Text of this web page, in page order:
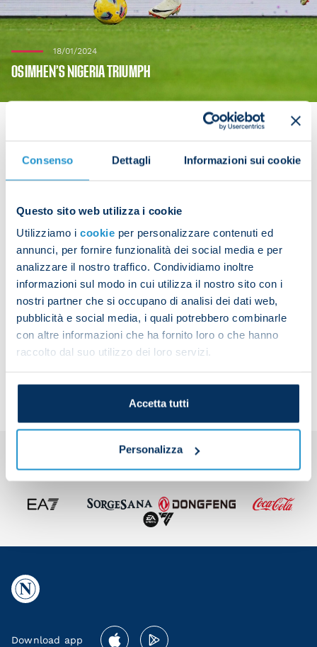
Consenso Dettagli Informazioni sui cookie
Questo sito web utilizza i cookie
Utilizziamo i cookie per personalizzare contenuti ed
annunci, per fornire funzionalità dei social media e per
analizzare il nostro traffico. Condividiamo inoltre
informazioni sul modo in cui utilizza il nostro sito con i
nostri partner che si occupano di analisi dei dati web,
pubblicità e social media, i quali potrebbero combinarle
con altre informazioni che ha fornito loro o che hanno
raccolto dal suo utilizzo dei loro servizi.
Accetta tutti
Personalizza
18/01/2024
OSIMHEN’S NIGERIA TRIUMPH
country beat Ivory Coast 1-0.
Osimhen was a key figure in the game, winning his
side a penalty which Troost Ekong scored, and was
on the pitch for 88 minutes.
Share the article with your friends and support the
team
Download app